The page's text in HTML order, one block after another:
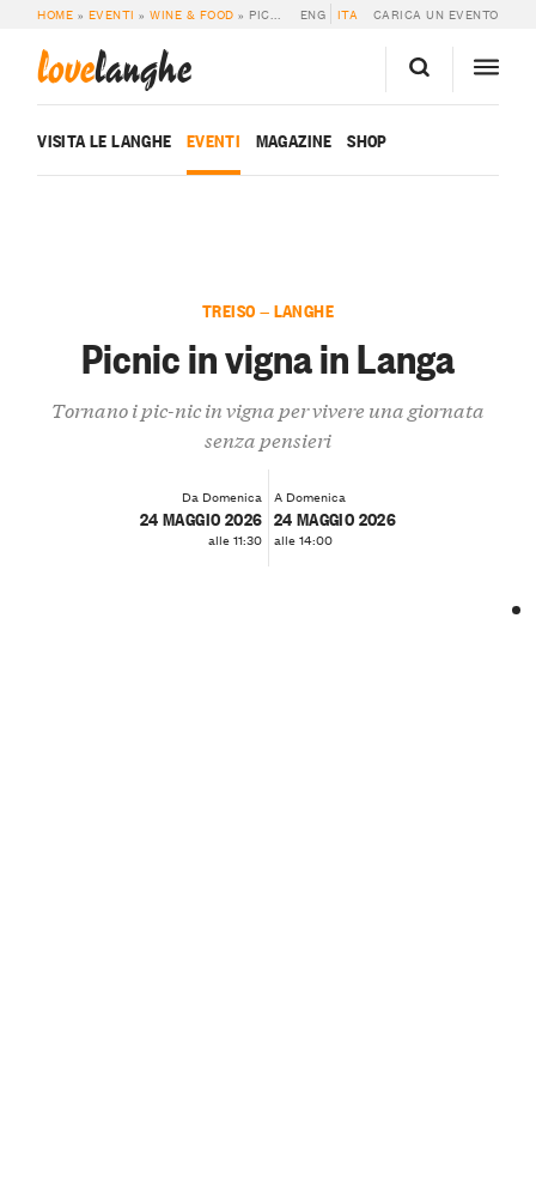
HOME » EVENTI »WINE & FOOD » PICNIC IN VIGNA IN LANGA ENG ITA CARICA UN EVENTO
lovelanghe
VISITA LE LANGHE EVENTI MAGAZINE SHOP
TREISO — LANGHE
Picnic in vigna in Langa
Tornano i pic-nic in vigna per vivere una giornata
senza pensieri
Da Domenica
24 MAGGIO 2026
alle 11:30
A Domenica
24 MAGGIO 2026
alle 14:00